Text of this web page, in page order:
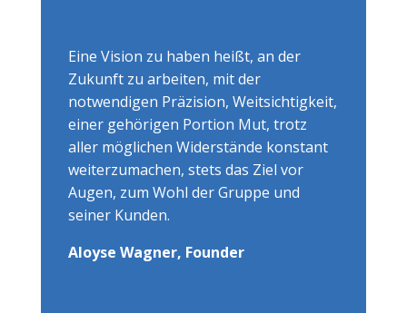
Eine Vision zu haben heißt, an der
Zukunft zu arbeiten, mit der
notwendigen Präzision, Weitsichtigkeit,
einer gehörigen Portion Mut, trotz
aller möglichen Widerstände konstant
weiterzumachen, stets das Ziel vor
Augen, zum Wohl der Gruppe und
seiner Kunden.
Aloyse Wagner, Founder